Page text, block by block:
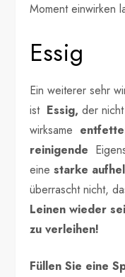
Moment einwirken
Essig
Ein weiterer sehr
ist Essig, der
wirksame
reinigende
einestarke
überrascht nicht,
Leinen wieder
zu verleihen!
Füllen Sie eine